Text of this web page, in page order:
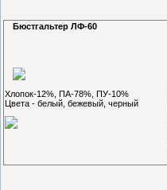
Бюстгальтер ЛФ-60
Хлопок-12%, ПА-78%, ПУ-10%
Цвета - белый, бежевый, черный